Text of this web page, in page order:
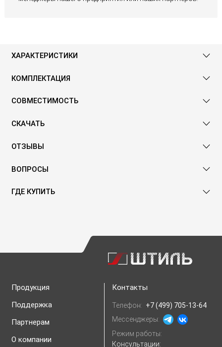
ХАРАКТЕРИСТИКИ
КОМПЛЕКТАЦИЯ
СОВМЕСТИМОСТЬ
СКАЧАТЬ
ОТЗЫВЫ
ВОПРОСЫ
ГДЕ КУПИТЬ
Продукция
Поддержка
Партнерам
О компании
Контакты
Телефон: +7 (499) 705-13-64
Мессенджеры:
Режим работы:
Консультации: